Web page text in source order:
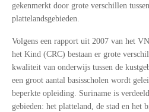
gekenmerkt door grote verschillen
plattelandsgebieden.
Volgens een rapport uit 2007 van het
het Kind (CRC) bestaan er grote
kwaliteit van onderwijs tussen de
een groot aantal basisscholen wordt
beperkte opleiding. Suriname is
gebieden: het platteland, de stad en het